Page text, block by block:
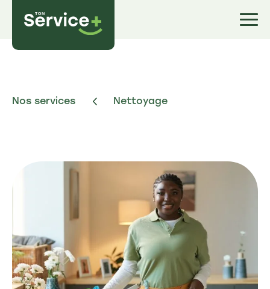
Nos services Nettoyage